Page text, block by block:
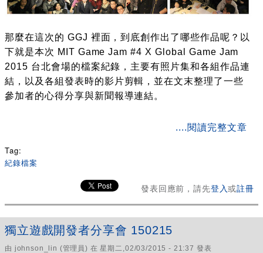
那麼在這次的 GGJ 裡面，到底創作出了哪些作品呢？以
下就是本次 MIT Game Jam #4 X Global Game Jam
2015 台北會場的檔案紀錄，主要有照片集和各組作品連
結，以及各組發表時的影片剪輯，並在文末整理了一些
參加者的心得分享與新聞報導連結。
....閱讀完整文章
about MIT Game Jam #4 X Global Game Jam 2015 活動
Tag:
紀錄檔案
發表回應前，請先登入或註冊
獨立遊戲開發者分享會 150215
由 johnson_lin (管理員) 在 星期二,02/03/2015 - 21:37 發表